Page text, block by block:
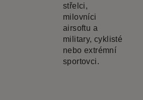
střelci,
milovníci
airsoftu a
military, cyklisté
nebo extrémní
sportovci.